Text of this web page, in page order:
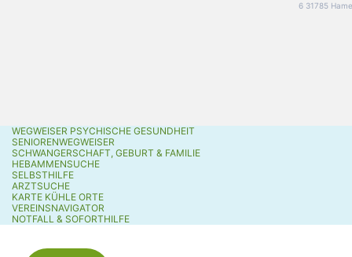
6 31785
WEGWEISER PSYCHISCHE GESUNDHEIT
SENIORENWEGWEISER
SCHWANGERSCHAFT, GEBURT & FAMILIE
HEBAMMENSUCHE
SELBSTHILFE
ARZTSUCHE
KARTE KÜHLE ORTE
VEREINSNAVIGATOR
NOTFALL & SOFORTHILFE